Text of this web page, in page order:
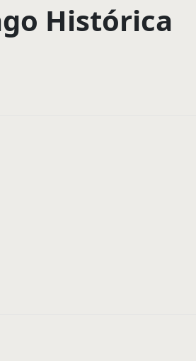
Histórica